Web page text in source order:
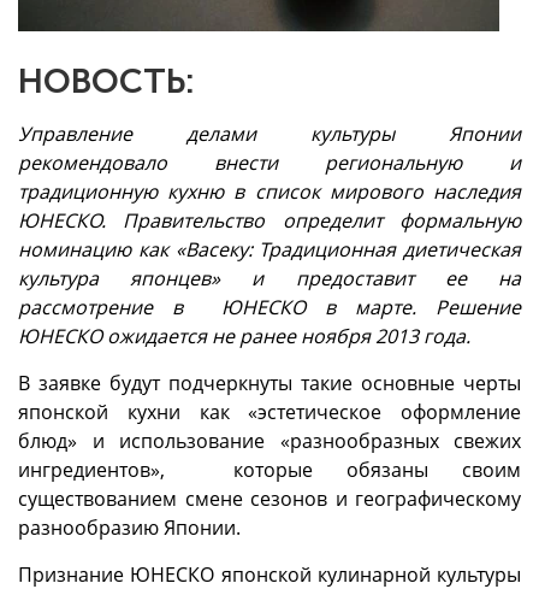
НОВОСТЬ:
Управление делами культуры Японии
рекомендовало внести региональную и
традиционную кухню в список мирового наследия
ЮНЕСКО. Правительство определит формальную
номинацию как «Васеку: Традиционная диетическая
культура японцев» и предоставит ее на
рассмотрение в ЮНЕСКО в марте. Решение
ЮНЕСКО ожидается не ранее ноября 2013 года.
В заявке будут подчеркнуты такие основные черты
японской кухни как «эстетическое оформление
блюд» и использование «разнообразных свежих
ингредиентов», которые обязаны своим
существованием смене сезонов и географическому
разнообразию Японии.
Признание ЮНЕСКО японской кулинарной культуры